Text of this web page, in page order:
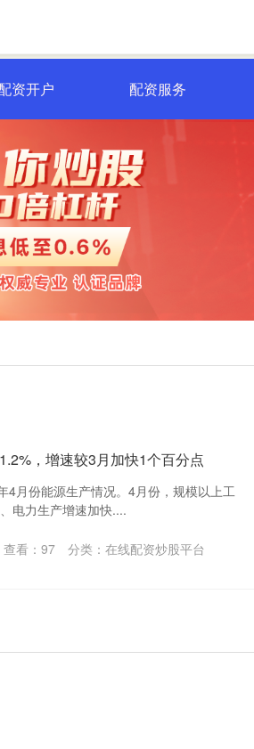
资开户 配资服务
，增速较3月加快1个百分点
月份能源生产情况。4月份，规模以上工
电力生产增速加快....
查看： 97 分类： 在线配资炒股平台